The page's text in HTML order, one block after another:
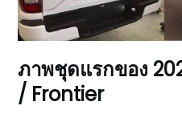
ภาพชุดแรกของ
/ Frontier